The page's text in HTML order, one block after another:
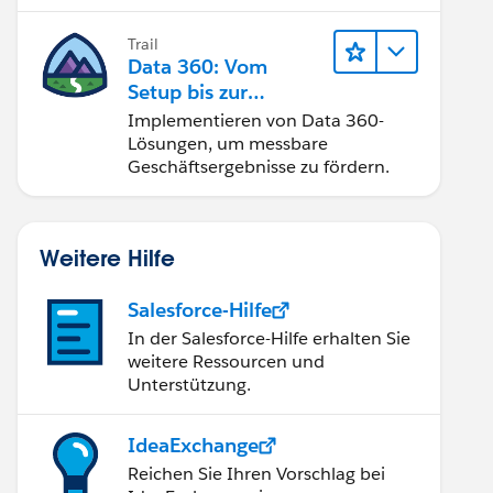
Trail
Data 360: Vom
Setup bis zur
Aktivierung
Implementieren von Data 360-
Lösungen, um messbare
Geschäftsergebnisse zu fördern.
Weitere Hilfe
Salesforce-Hilfe
In der Salesforce-Hilfe erhalten Sie
weitere Ressourcen und
Unterstützung.
IdeaExchange
Reichen Sie Ihren Vorschlag bei